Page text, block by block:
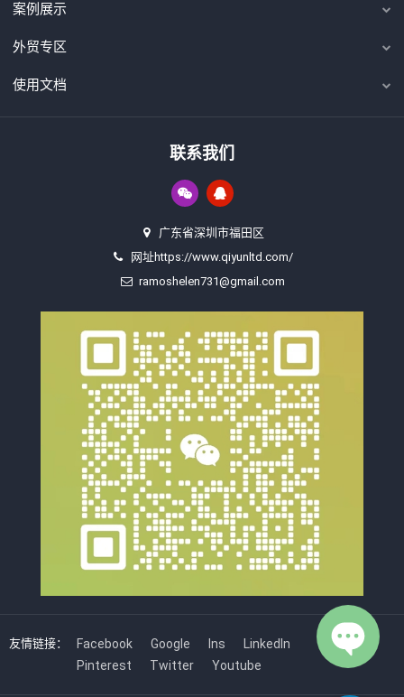
案例展示
外贸专区
使用文档
联系我们
广东省深圳市福田区
网址https://www.qiyunltd.com/
ramoshelen731@gmail.com
友情链接： Facebook Google Ins
LinkedIn
Pinterest
Twitter Youtube